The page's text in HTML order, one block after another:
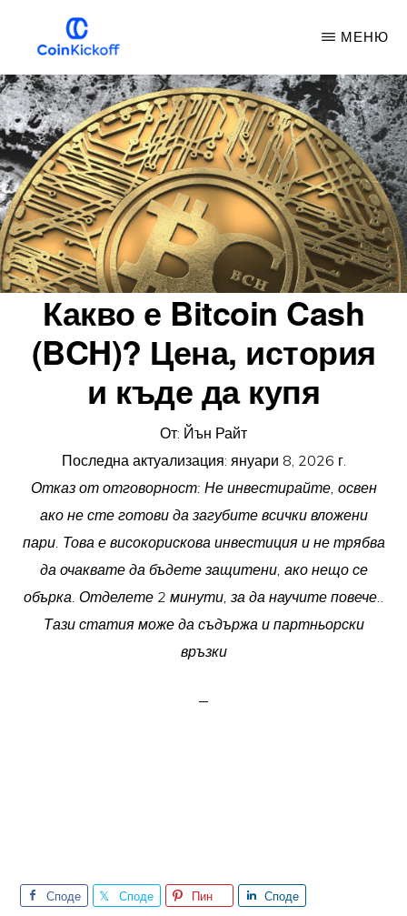
основното
съдържание
COIN
НАЧАЛЕН
УДАР
МЕНЮ
Какво е Bitcoin Cash
(BCH)? Цена, история
и къде да купя
От: Йън Райт
Последна актуализация: януари 8, 2026 г.
Отказ от отговорност: Не инвестирайте, освен
ако не сте готови да загубите всички вложени
пари. Това е високорискова инвестиция и не трябва
да очаквате да бъдете защитени, ако нещо се
обърка. Отделете 2 минути, за да научите повече..
Тази статия може да съдържа и партньорски
връзки
Споде
Споде
Пин
Споде